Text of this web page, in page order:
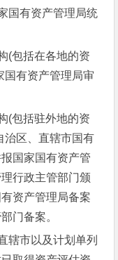
有资产管理局统
包括在各地的资
国有资产管理局审
包括驻外地的资
治区、直辖市国有
国家国有资产管
行政主管部门颁
资产管理局备案
门备案。
市以及计划单列